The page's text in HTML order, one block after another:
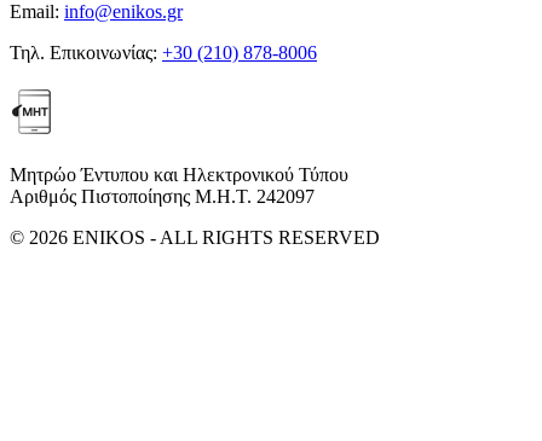
Email: info@enikos.gr
Τηλ. Επικοινωνίας: +30 (210) 878-8006
Μητρώο Έντυπου και Ηλεκτρονικού Τύπου
Αριθμός Πιστοποίησης Μ.Η.Τ. 242097
© 2026 ENIKOS - ALL RIGHTS RESERVED